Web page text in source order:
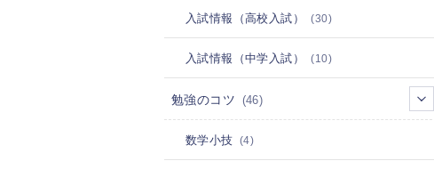
入試情報（高校入試） (30)
入試情報（中学入試） (10)
勉強のコツ (46)
数学小技 (4)